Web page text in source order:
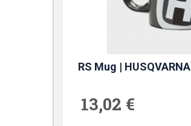
RS Mug | HUSQVARNA
13,02 €